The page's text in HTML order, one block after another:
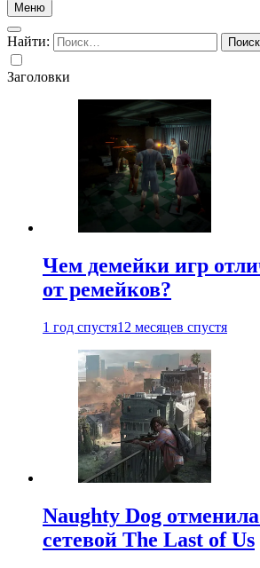
Меню
Найти:
Заголовки
Чем демейки игр
от ремейков?
1 год спустя12 месяцев спустя
Naughty Dog
сетевой The Last of Us